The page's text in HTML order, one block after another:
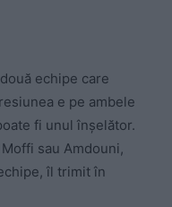
echipe care
e pe ambele
fi unul înșelător.
sau Amdouni,
îl trimit în